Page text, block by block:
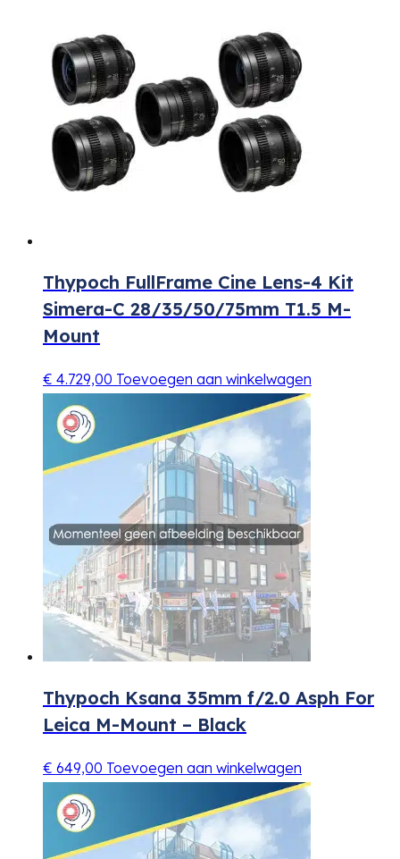
Thypoch FullFrame Cine Lens-4 Kit
Simera-C 28/35/50/75mm T1.5 M-
Mount
€ 4.729,00 Toevoegen aan winkelwagen
Thypoch Ksana 35mm f/2.0 Asph For
Leica M-Mount – Black
€ 649,00 Toevoegen aan winkelwagen